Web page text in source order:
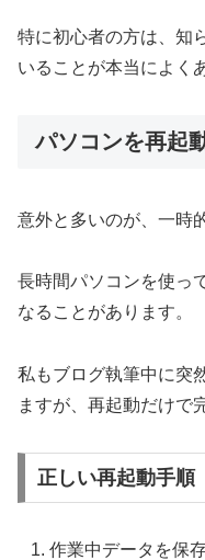
特に初心者の方は、知
いることが本当によく
パソコンを再起
意外と多いのが、一時
長時間パソコンを使っ
なることがあります。
私もブログ執筆中に突
ますが、再起動だけで
正しい再起動手順
作業中データを保